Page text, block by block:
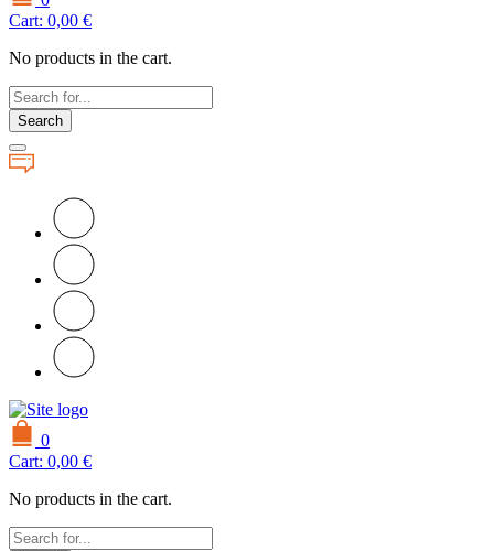
Cart: 0,00 €
No products in the cart.
Search
0
Cart: 0,00 €
No products in the cart.